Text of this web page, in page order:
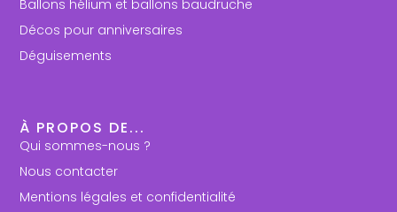
Ballons hélium et ballons baudruche
Décos pour anniversaires
Déguisements
À PROPOS DE...
Qui sommes-nous ?
Nous contacter
Mentions légales et confidentialité